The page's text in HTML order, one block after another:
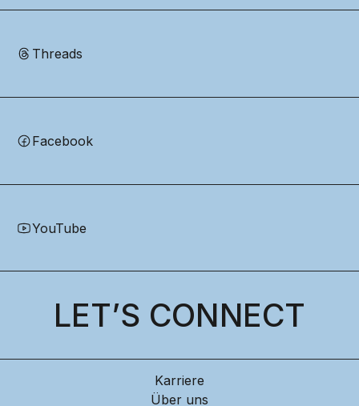
Threads
Facebook
YouTube
LET’S CONNECT
Karriere
Über uns